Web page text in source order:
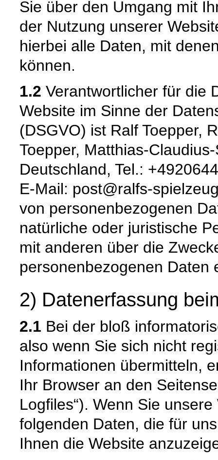
Sie über den Umgang mit
der Nutzung unserer
hierbei alle Daten, mit
können.
1.2 Verantwortlicher für die
Website im Sinne der
(DSGVO) ist Ralf Toepper,
Toepper, Matthias-
Deutschland, Tel.:
E-Mail: post@ralfs-
von personenbezogenen
natürliche oder juristische
mit anderen über die
personenbezogenen Daten
2) Datenerfassung
2.1 Bei der bloß
also wenn Sie sich nicht
Informationen übermitteln,
Ihr Browser an den
Logfiles“). Wenn Sie
folgenden Daten, die für
Ihnen die Website